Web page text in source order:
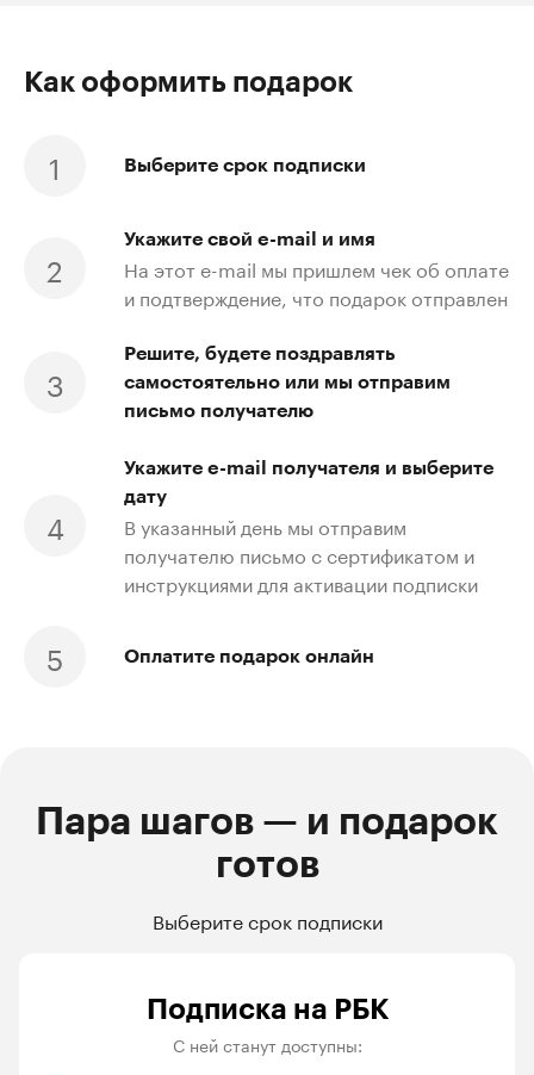
Как оформить подарок
Выберите срок подписки
Укажите свой e-mail и имя
На этот e-mail мы пришлем чек об оплате
и подтверждение, что подарок отправлен
Решите, будете поздравлять
самостоятельно или мы отправим
письмо получателю
Укажите e-mail получателя и выберите
дату
В указанный день мы отправим
получателю письмо с сертификатом и
инструкциями для активации подписки
Оплатите подарок онлайн
Пара шагов — и подарок
готов
Выберите срок подписки
Подписка на РБК
С ней станут доступны: